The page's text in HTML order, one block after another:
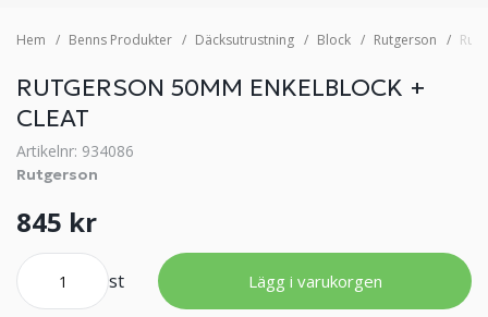
Hem Benns Produkter Däcksutrustning Block Rutgerson
RUTGERSON 50MM ENKELBLOCK +
CLEAT
Artikelnr: 934086
Rutgerson
845 kr
st Lägg i varukorgen